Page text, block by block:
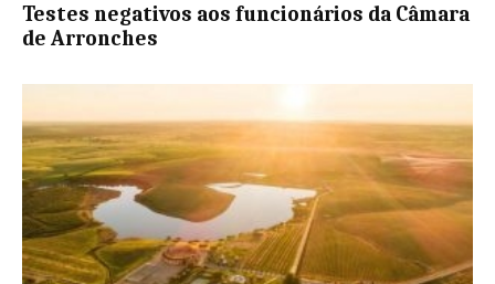
Testes negativos aos funcionários da Câmara
de Arronches